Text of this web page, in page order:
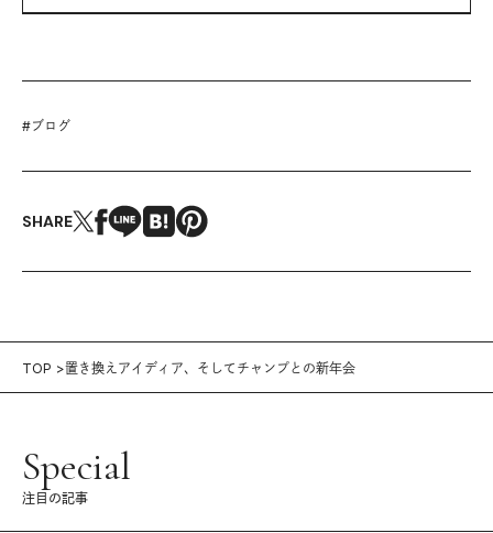
#ブログ
SHARE
TOP 置き換えアイディア、そしてチャンプとの新年会
Special
注目の記事